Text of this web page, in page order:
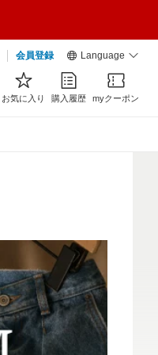
会員登録 Language
お気に入り 購入履歴 myクーポン